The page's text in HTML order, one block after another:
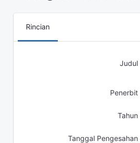
Rincian
Judul
Penerbit
Tahun
Tanggal Pengesahan